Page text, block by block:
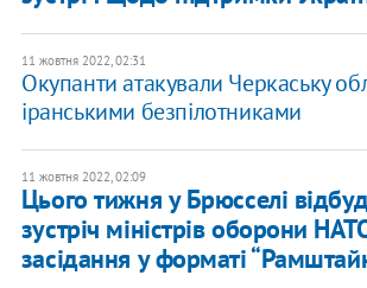
11 жовтня 2022, 02:31
Окупанти атакували Черкаську
іранськими безпілотниками
11 жовтня 2022, 02:09
Цього тижня у Брюсселі
зустріч міністрів оборони
засідання у форматі